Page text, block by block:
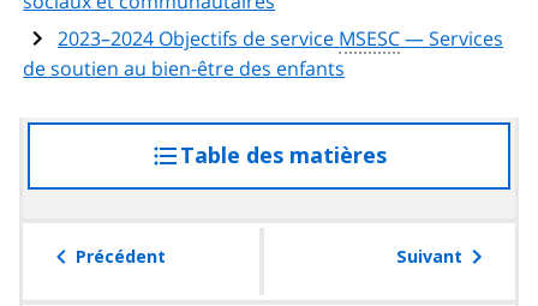
2023–2024 Objectifs de service MSESC— Services
de soutien au bien-être des enfants
Table des matières
à
table
Précédent Suivant